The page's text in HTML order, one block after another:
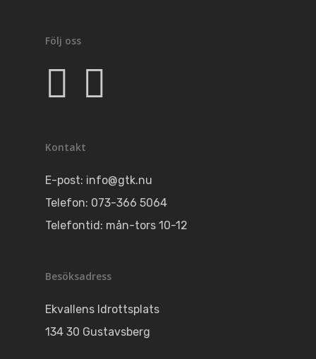
Följ oss
Kontakt
E-post: info@gtk.nu
Telefon: 073-366 5064
Telefontid: mån-tors 10-12
Besöksadress
Ekvallens Idrottsplats
134 30 Gustavsberg